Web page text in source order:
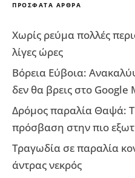
ΠΡΌΣΦΑΤΑ ΆΡΘΡΑ
Χωρίς ρεύμα πολλές
λίγες ώρες
Βόρεια Εύβοια:
δεν θα βρεις στο Google
Δρόμος παραλία Θαψά:
πρόσβαση στην πιο
Τραγωδία σε παραλία
άντρας νεκρός